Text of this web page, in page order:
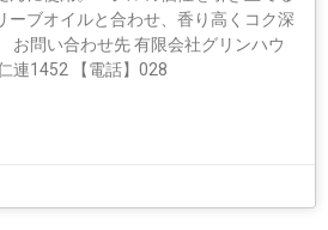
ーブオイルと合わせ、香り高くコク深
お問い合わせ先 有限会社グリンハウ
連1452 【電話】028